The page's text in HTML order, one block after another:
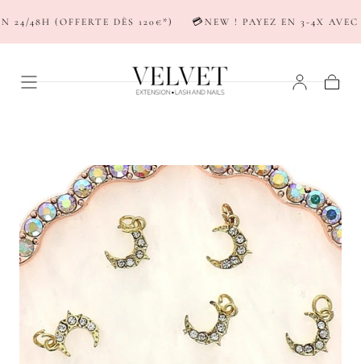
PASSER AU
CONTENU
48H (OFFERTE DÈS 120€*) 💳NEW ! PAYEZ EN 3-4X AVEC